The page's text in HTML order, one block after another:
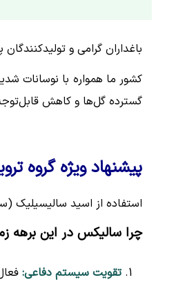
باغداران گرامی و تولیدکنندگان
کشور ما همواره با نوسانات
گسترده گل‌ها و کاهش
پیشنهاد ویژه گروه
استفاده از اسید
چرا سالیکس در این برهه
تقویت سیستم دفاعی: